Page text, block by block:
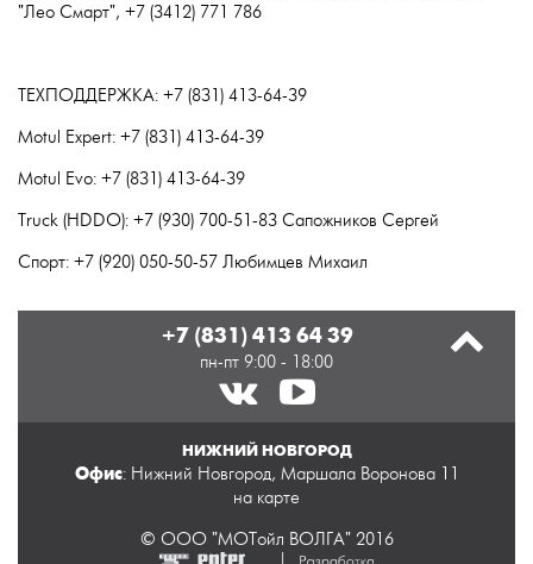
"Лео Смарт", +7 (3412) 771 786
ТЕХПОДДЕРЖКА: +7 (831) 413-64-39
Motul Expert: +7 (831) 413-64-39
Motul Evo: +7 (831) 413-64-39
Truck (HDDO): +7 (930) 700-51-83 Сапожников Сергей
Спорт: +7 (920) 050-50-57 Любимцев Михаил
+7 (831) 413 64 39
пн-пт 9:00 - 18:00
НИЖНИЙ НОВГОРОД
Офис: Нижний Новгород, Маршала Воронова 11
на карте
© ООО "МОТойл ВОЛГА" 2016